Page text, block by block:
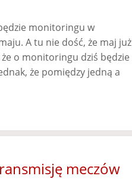
monitoringu w
A tu nie dość, że maj już
że o monitoringu dziś będzie
że pomiędzy jedną a
meczów